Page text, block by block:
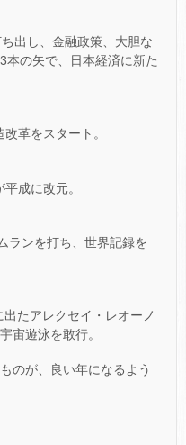
出し、金融政策、大胆な
本の矢で、日本経済に新た
革をスタート。
成に改元。
ランを打ち、世界記録を
たアレクセイ・レオーノ
宙遊泳を敢行。
のが、良い年になるよう